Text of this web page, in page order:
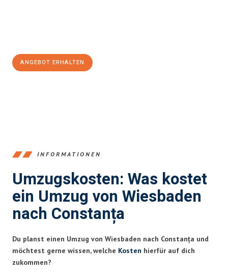
ANGEBOT ERHALTEN
INFORMATIONEN
Umzugskosten: Was kostet
ein Umzug von Wiesbaden
nach Constanța
Du planst einen Umzug von Wiesbaden nach Constanța und
möchtest gerne wissen, welche Kosten hierfür auf dich
zukommen?